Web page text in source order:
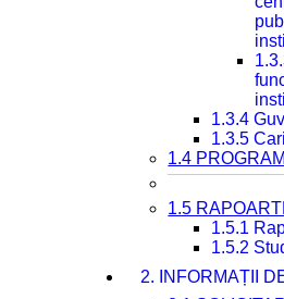
1.3.4
1.3.5
1.4
1.5
1.5.1
1.5.2
2. INFORMAȚII